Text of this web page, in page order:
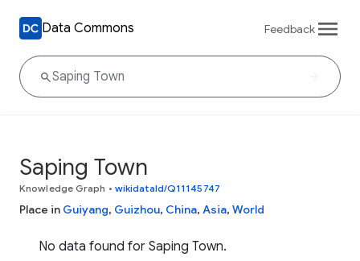
Data Commons Feedback
Saping Town
Knowledge Graph • wikidataId/Q11145747
Place in Guiyang, Guizhou, China, Asia, World
No data found for Saping Town.